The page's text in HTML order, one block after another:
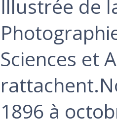
Illustrée de
Sciences et
1896 à